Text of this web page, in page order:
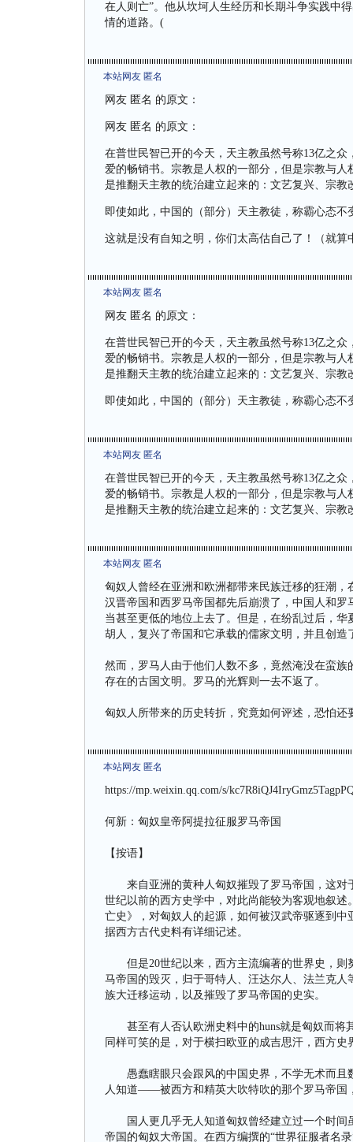
在人则亡”。他从坎坷人生经历和长期斗争实践中
情的道路。(
本站网友 匿名
网友 匿名 的原文：
网友 匿名 的原文：
在普世民智已开的今天，天主教虽然号称13亿之
爱的畅销书。宗教是人权的一部分，但是宗教与
是推翻天主教的统治建立起来的：文艺复兴、宗教
即使如此，中国的（部分）天主教徒，称霸心态不
这就是没有自知之明，你们太高估自己了！（就
本站网友 匿名
网友 匿名 的原文：
在普世民智已开的今天，天主教虽然号称13亿之
爱的畅销书。宗教是人权的一部分，但是宗教与
是推翻天主教的统治建立起来的：文艺复兴、宗教
即使如此，中国的（部分）天主教徒，称霸心态不
本站网友 匿名
在普世民智已开的今天，天主教虽然号称13亿之
爱的畅销书。宗教是人权的一部分，但是宗教与
是推翻天主教的统治建立起来的：文艺复兴、宗教
本站网友 匿名
匈奴人曾经在亚洲和欧洲都带来民族迁移的狂潮
汉晋帝国和西罗马帝国都先后崩溃了，中国人和
当甚至更低的地位上去了。但是，在纷乱过后，
胡人，复兴了帝国和它承载的儒家文明，并且创造
然而，罗马人由于他们人数不多，竟然淹没在蛮
存在的古国文明。罗马的光辉则一去不返了。
匈奴人所带来的历史转折，究竟如何评述，恐怕
本站网友 匿名
https://mp.weixin.qq.com/s/
何新：匈奴皇帝阿提拉征服罗马帝国
【按语】
来自亚洲的黄种人匈奴摧毁了罗马帝国，这对
世纪以前的西方史学中，对此尚能较为客观地叙
亡史》，对匈奴人的起源，如何被汉武帝驱逐到
据西方古代史料有详细记述。
但是20世纪以来，西方主流编著的世界史，则
马帝国的毁灭，归于哥特人、汪达尔人、法兰克
族大迁移运动，以及摧毁了罗马帝国的史实。
甚至有人否认欧洲史料中的huns就是匈奴而将
同样可笑的是，对于横扫欧亚的成吉思汗，西方
愚蠢瞎眼只会跟风的中国史界，不学无术而且
人知道——被西方和精英大吹特吹的那个罗马帝国
国人更几乎无人知道匈奴曾经建立过一个时间
帝国的匈奴大帝国。在西方编撰的“世界征服者名